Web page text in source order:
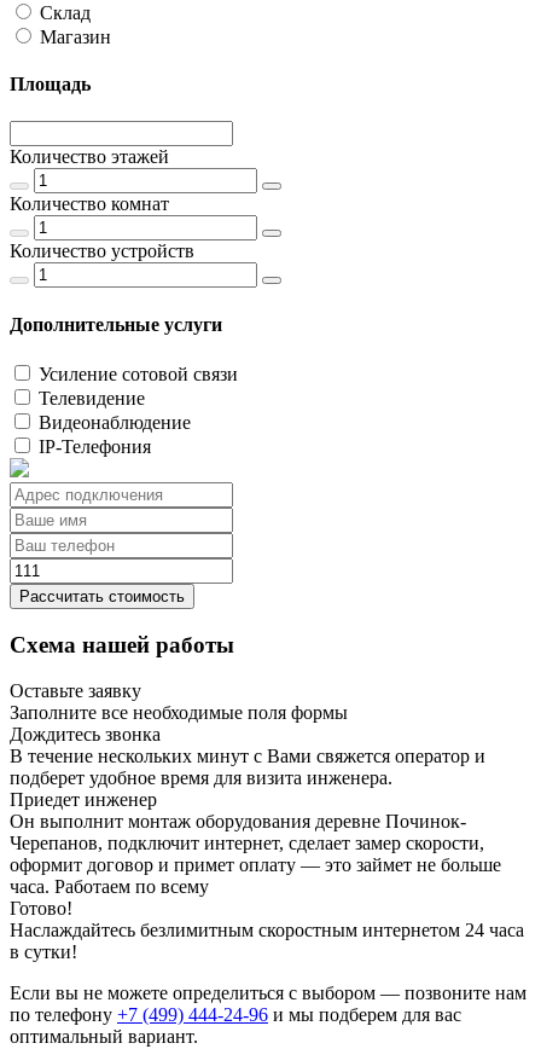
Склад
Магазин
Площадь
Количество этажей
Количество комнат
Количество устройств
Дополнительные услуги
Усиление сотовой связи
Телевидение
Видеонаблюдение
IP-Телефония
Рассчитать стоимость
Схема нашей работы
Оставьте заявку
Заполните все необходимые поля формы
Дождитесь звонка
В течение нескольких минут с Вами свяжется оператор и
подберет удобное время для визита инженера.
Приедет инженер
Он выполнит монтаж оборудования деревне Починок-
Черепанов, подключит интернет, сделает замер скорости,
оформит договор и примет оплату — это займет не больше
часа. Работаем по всему
Готово!
Наслаждайтесь безлимитным скоростным интернетом 24 часа
в сутки!
Если вы не можете определиться с выбором — позвоните нам
по телефону +7 (499) 444-24-96 и мы подберем для вас
оптимальный вариант.